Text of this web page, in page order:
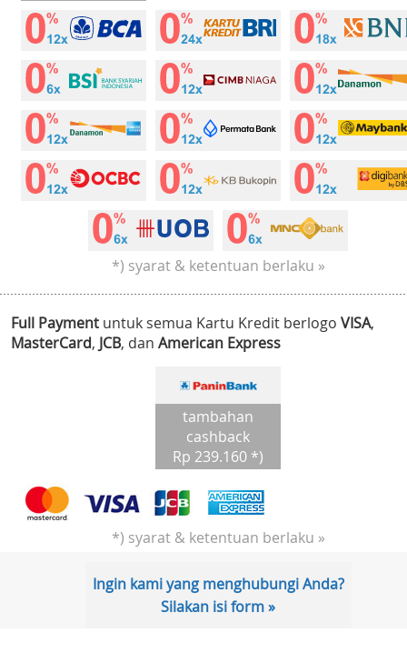
*) syarat & ketentuan berlaku »
Full Payment untuk semua Kartu Kredit berlogo VISA,
MasterCard, JCB, dan American Express
tambahan
cashback
Rp 239.160 *)
*) syarat & ketentuan berlaku »
Ingin kami yang menghubungi Anda?
Silakan isi form »